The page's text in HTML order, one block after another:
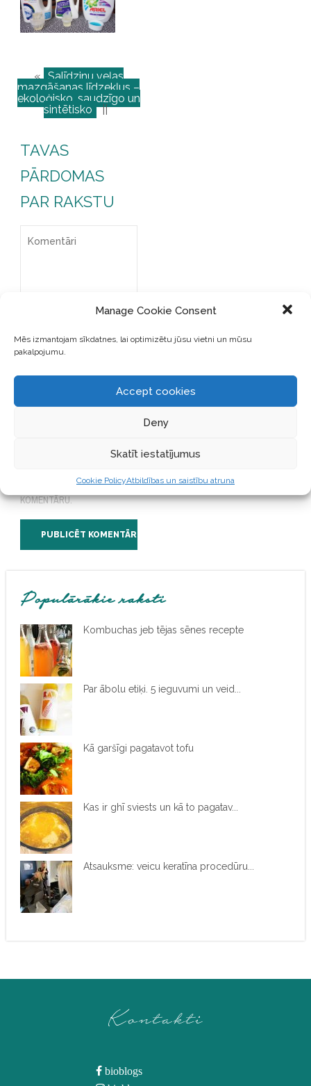
Manage Cookie Consent
Mēs izmantojam sīkdatnes, lai optimizētu jūsu vietni un mūsu
pakalpojumu.
Accept cookies
Deny
Skatīt iestatījumus
Cookie PolicyAtbildības un saistību atruna
« Salīdzinu veļas
mazgāšanas līdzekļus –
ekoloģisko, saudzīgo un
sintētisko ||
TAVAS
PĀRDOMAS
PAR RAKSTU
ŠAJĀ PĀRLŪKPROGRAMMĀ
VĒLĒŠOS PIEVIENOT
KOMENTĀRU.
Populārākie raksti
Kombuchas jeb tējas sēnes recepte
Par ābolu etiķi. 5 ieguvumi un veid...
Kā garšīgi pagatavot tofu
Kas ir ghī sviests un kā to pagatav...
Atsauksme: veicu keratīna procedūru...
Kontakti
bioblogs